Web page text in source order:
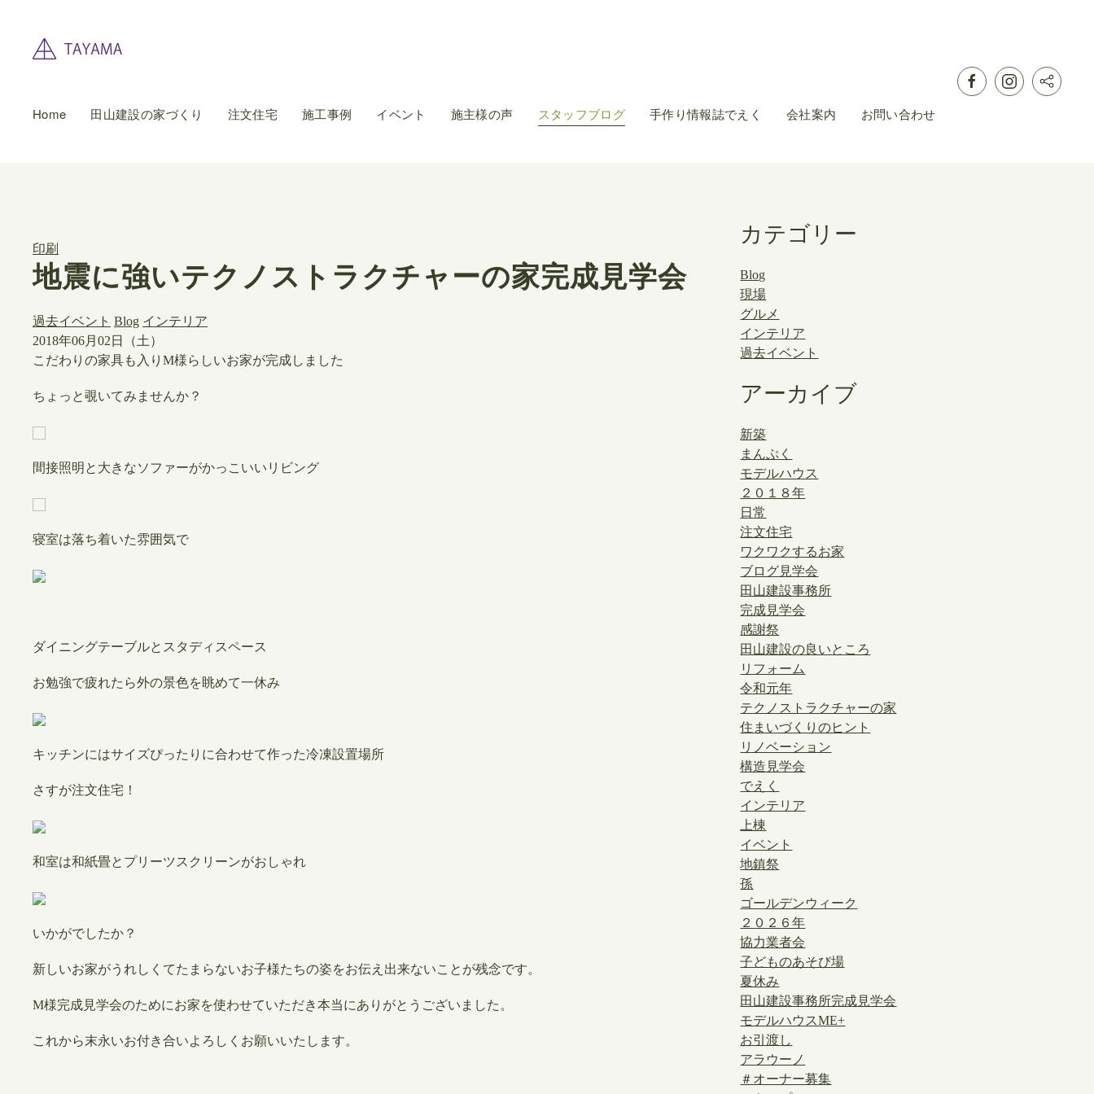
Home 田山建設の家づくり 注文住宅 施工事例 イベント 施主様の声 スタッフブログ 手作り情報誌でえく 会社案内 お問い合わせ
印刷
地震に強いテクノストラクチャーの家完成見学会
過去イベント Blog インテリア
2018年06月02日（土）
こだわりの家具も入りM様らしいお家が完成しました
ちょっと覗いてみませんか？
間接照明と大きなソファーがかっこいいリビング
寝室は落ち着いた雰囲気で
ダイニングテーブルとスタディスペース
お勉強で疲れたら外の景色を眺めて一休み
キッチンにはサイズぴったりに合わせて作った冷凍設置場所
さすが注文住宅！
和室は和紙畳とプリーツスクリーンがおしゃれ
いかがでしたか？
新しいお家がうれしくてたまらないお子様たちの姿をお伝え出来ないことが残念です。
M様完成見学会のためにお家を使わせていただき本当にありがとうございました。
これから末永いお付き合いよろしくお願いいたします。
カテゴリー
Blog
現場
グルメ
インテリア
過去イベント
アーカイブ
新築
まんぷく
モデルハウス
２０１８年
日常
注文住宅
ワクワクするお家
ブログ見学会
田山建設事務所
完成見学会
感謝祭
田山建設の良いところ
リフォーム
令和元年
テクノストラクチャーの家
住まいづくりのヒント
リノベーション
構造見学会
でえく
インテリア
上棟
イベント
地鎮祭
孫
ゴールデンウィーク
２０２６年
協力業者会
子どものあそび場
夏休み
田山建設事務所完成見学会
モデルハウスME+
お引渡し
アラウーノ
＃オーナー募集